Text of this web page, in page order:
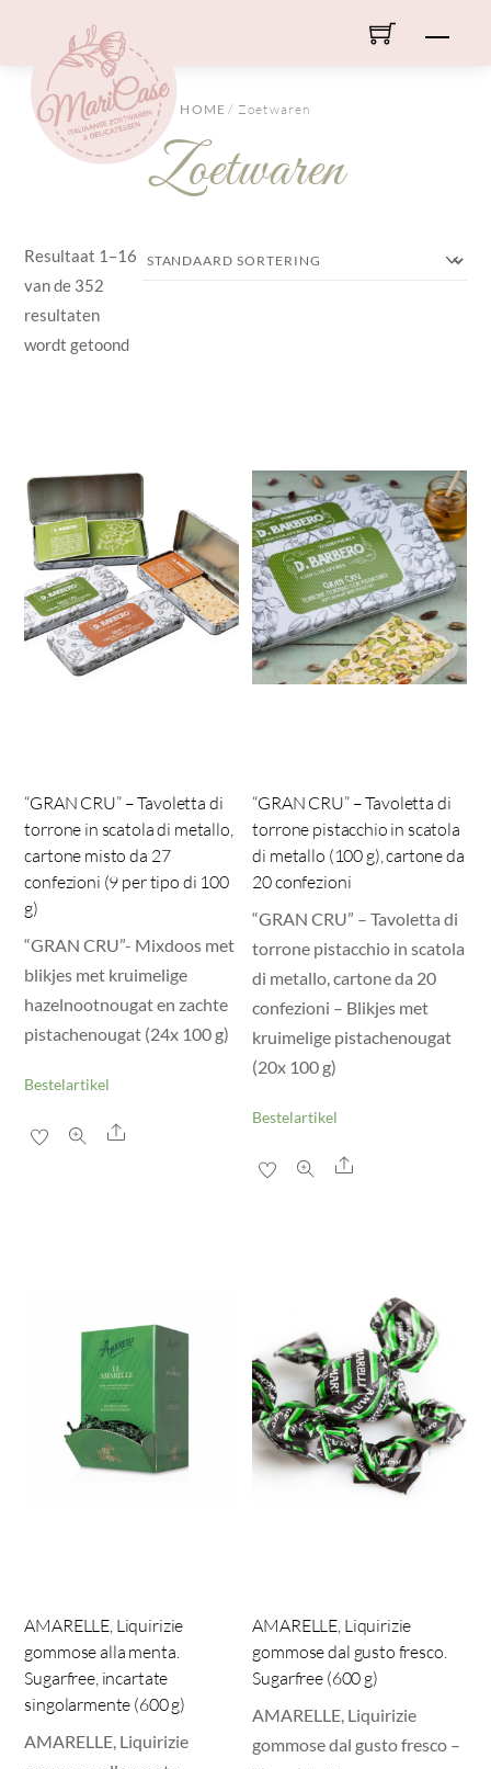
content
HOME / Zoetwaren
Zoetwaren
Resultaat 1–16
van de 352
resultaten
wordt getoond
“GRAN CRU” – Tavoletta di
torrone in scatola di metallo,
cartone misto da 27
confezioni (9 per tipo di 100
g)
“GRAN CRU”- Mixdoos met
blikjes met kruimelige
hazelnootnougat en zachte
pistachenougat (24x 100 g)
Bestelartikel
Share
“GRAN CRU” – Tavoletta di
torrone pistacchio in scatola
di metallo (100 g), cartone da
20 confezioni
“GRAN CRU” – Tavoletta di
torrone pistacchio in scatola
di metallo, cartone da 20
confezioni – Blikjes met
kruimelige pistachenougat
(20x 100 g)
Bestelartikel
Share
AMARELLE, Liquirizie
gommose alla menta.
Sugarfree, incartate
singolarmente (600 g)
AMARELLE, Liquirizie
AMARELLE, Liquirizie
gommose dal gusto fresco.
Sugarfree (600 g)
AMARELLE, Liquirizie
gommose dal gusto fresco –